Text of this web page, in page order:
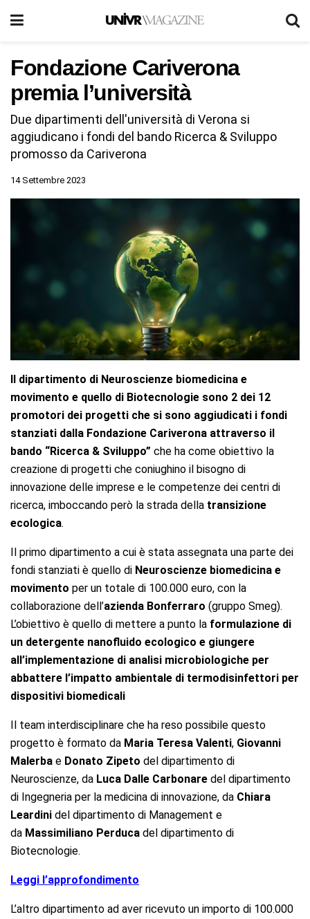
Fondazione Cariverona
premia l’università
Due dipartimenti dell'università di Verona si
aggiudicano i fondi del bando Ricerca & Sviluppo
promosso da Cariverona
14 Settembre 2023
Il dipartimento di Neuroscienze biomedicina e
movimento e quello di Biotecnologie sono 2 dei 12
promotori dei progetti che si sono aggiudicati i fondi
stanziati dalla Fondazione Cariverona attraverso il
bando “Ricerca & Sviluppo” che ha come obiettivo la
creazione di progetti che coniughino il bisogno di
innovazione delle imprese e le competenze dei centri di
ricerca, imboccando però la strada della transizione
ecologica.
Il primo dipartimento a cui è stata assegnata una parte dei
fondi stanziati è quello di Neuroscienze biomedicina e
movimento per un totale di 100.000 euro, con la
collaborazione dell’azienda Bonferraro (gruppo Smeg).
L’obiettivo è quello di mettere a punto la formulazione di
un detergente nanofluido ecologico e giungere
all’implementazione di analisi microbiologiche per
abbattere l’impatto ambientale di termodisinfettori per
dispositivi biomedicali
Il team interdisciplinare che ha reso possibile questo
progetto è formato da Maria Teresa Valenti, Giovanni
Malerba e Donato Zipeto del dipartimento di
Neuroscienze, da Luca Dalle Carbonare del dipartimento
di Ingegneria per la medicina di innovazione, da Chiara
Leardini del dipartimento di Management e
da Massimiliano Perduca del dipartimento di
Biotecnologie.
Leggi l’approfondimento
L’altro dipartimento ad aver ricevuto un importo di 100.000